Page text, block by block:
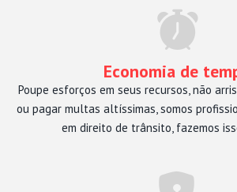
Economia de
Poupe esforços em seus recursos, não
ou pagar multas altíssimas, somos
em direito de trânsito, fazemos